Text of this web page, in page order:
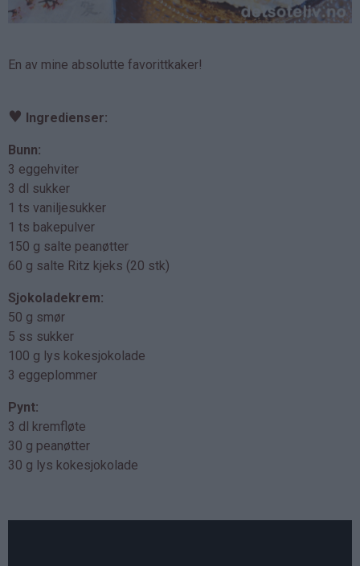
En av mine absolutte favorittkaker!
♥ Ingredienser:
Bunn:
3 eggehviter
3 dl sukker
1 ts vaniljesukker
1 ts bakepulver
150 g salte peanøtter
60 g salte Ritz kjeks (20 stk)
Sjokoladekrem:
50 g smør
5 ss sukker
100 g lys kokesjokolade
3 eggeplommer
Pynt:
3 dl kremfløte
30 g peanøtter
30 g lys kokesjokolade